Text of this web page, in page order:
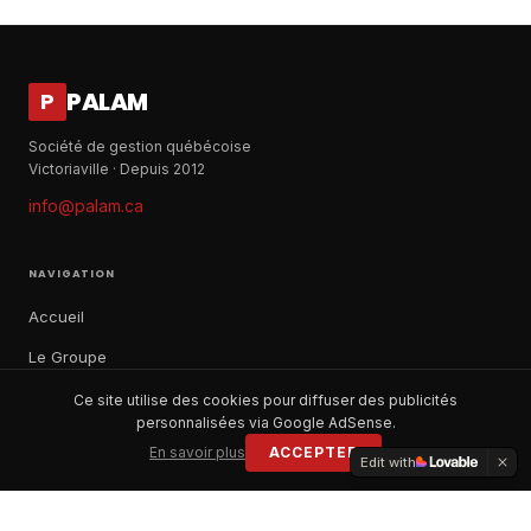
P PALAM
Société de gestion québécoise
Victoriaville · Depuis 2012
info@palam.ca
NAVIGATION
Accueil
Le Groupe
Notre histoire
Ce site utilise des cookies pour diffuser des publicités
personnalisées via Google AdSense.
En savoir plus
ACCEPTER
Edit with